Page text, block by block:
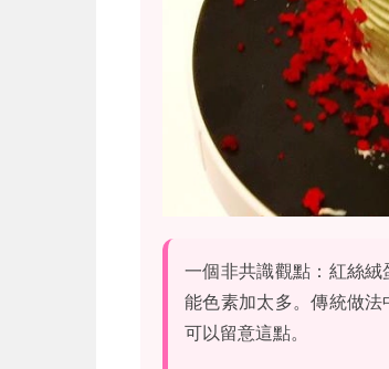
一個非共識觀點：紅絲
能色素加太多。傳統做法
可以留意這點。